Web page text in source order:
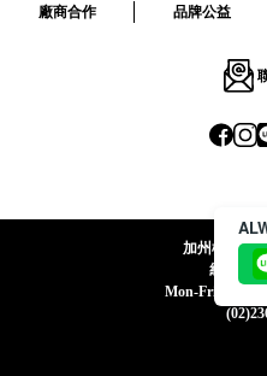
廠商合作
品牌公益
加州椰子國
統一編
Mon-Fri 09:00-